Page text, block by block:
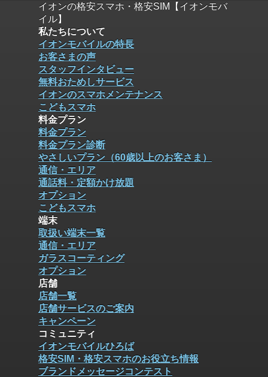
イオンの格安スマホ・格安SIM【イオンモバ
イル】
私たちについて
イオンモバイルの特長
お客さまの声
スタッフインタビュー
無料おためしサービス
イオンのスマホメンテナンス
こどもスマホ
料金プラン
料金プラン
料金プラン診断
やさしいプラン（60歳以上のお客さま）
通信・エリア
通話料・定額かけ放題
オプション
こどもスマホ
端末
取扱い端末一覧
通信・エリア
ガラスコーティング
オプション
店舗
店舗一覧
店舗サービスのご案内
キャンペーン
コミュニティ
イオンモバイルひろば
格安SIM・格安スマホのお役立ち情報
ブランドメッセージコンテスト